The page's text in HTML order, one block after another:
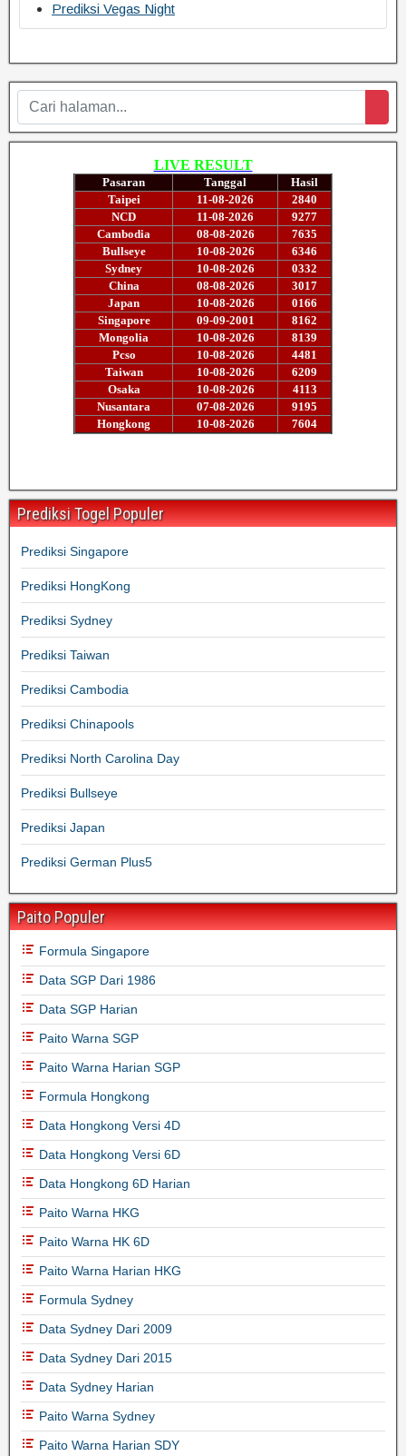
Prediksi Vegas Night
Prediksi Togel Populer
Prediksi Singapore
Prediksi HongKong
Prediksi Sydney
Prediksi Taiwan
Prediksi Cambodia
Prediksi Chinapools
Prediksi North Carolina Day
Prediksi Bullseye
Prediksi Japan
Prediksi German Plus5
Paito Populer
Formula Singapore
Data SGP Dari 1986
Data SGP Harian
Paito Warna SGP
Paito Warna Harian SGP
Formula Hongkong
Data Hongkong Versi 4D
Data Hongkong Versi 6D
Data Hongkong 6D Harian
Paito Warna HKG
Paito Warna HK 6D
Paito Warna Harian HKG
Formula Sydney
Data Sydney Dari 2009
Data Sydney Dari 2015
Data Sydney Harian
Paito Warna Sydney
Paito Warna Harian SDY